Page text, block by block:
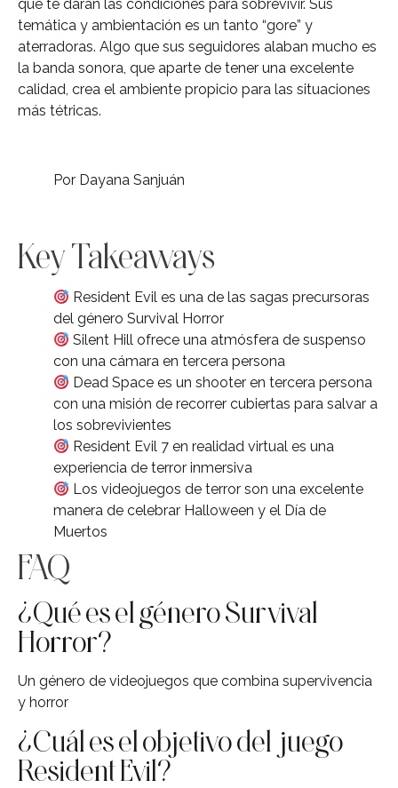
que te darán las condiciones para sobrevivir. Sus
temática y ambientación es un tanto “gore” y
aterradoras. Algo que sus seguidores alaban mucho es
la banda sonora, que aparte de tener una excelente
calidad, crea el ambiente propicio para las situaciones
más tétricas.
Por Dayana Sanjuán
Key Takeaways
Resident Evil es una de las sagas precursoras
del género Survival Horror
Silent Hill ofrece una atmósfera de suspenso
con una cámara en tercera persona
Dead Space es un shooter en tercera persona
con una misión de recorrer cubiertas para salvar a
los sobrevivientes
Resident Evil 7 en realidad virtual es una
experiencia de terror inmersiva
Los videojuegos de terror son una excelente
manera de celebrar Halloween y el Día de
Muertos
FAQ
¿Qué es el género Survival
Horror?
Un género de videojuegos que combina supervivencia
y horror
¿Cuál es el objetivo del juego
Resident Evil?